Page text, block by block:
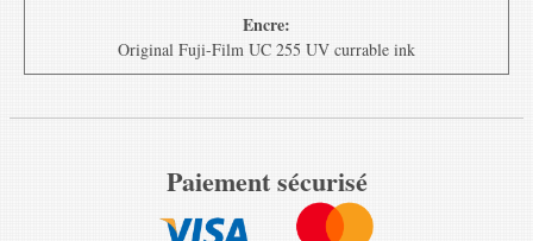
Encre:
Original Fuji-Film UC 255 UV currable ink
Paiement sécurisé